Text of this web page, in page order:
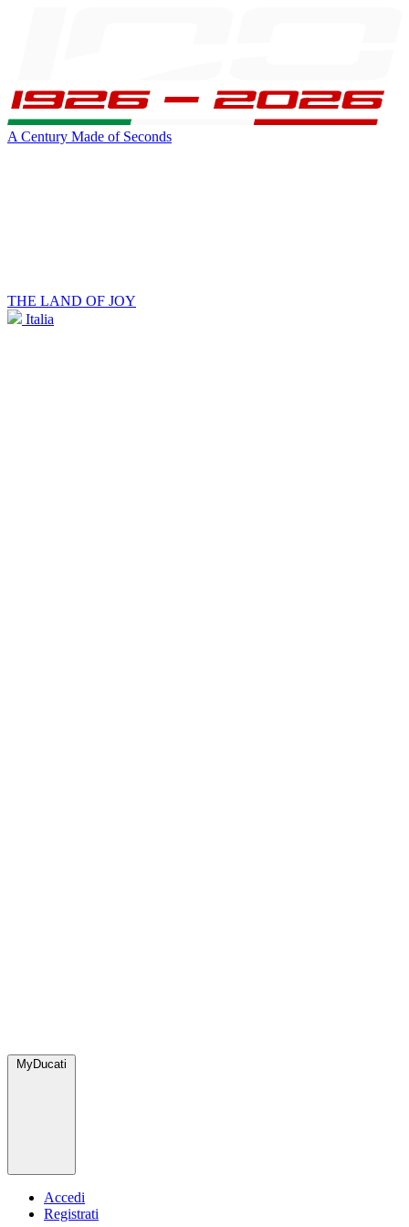
A Century Made of Seconds
THE LAND OF JOY
Italia
MyDucati
Accedi
Registrati